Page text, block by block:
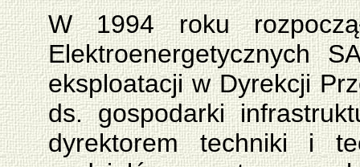
W 1994 roku
Elektroenergetycznych
eksploatacji w Dyrekcji
ds. gospodarki
dyrektorem techniki i